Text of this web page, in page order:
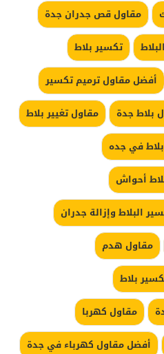
مقاول قص جدران جدة
تكسير بلاط
أفضل مقاول ترميم تكسير
بلاط جدة
مقاول تغيير بلاط
في جده
أحواش
البلاط وإزالة جدران
مقاول هدم
بلاط
مقاول كهربا
أفضل مقاول كهرباء في جدة